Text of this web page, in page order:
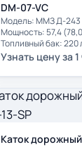
DM-07-VC
Модель: ММЗ Д-243
Мощность: 57,4
Топливный бак: 220
Узнать цену за 1
Каток